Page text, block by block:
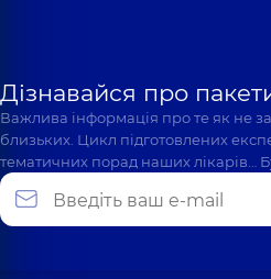
Дізнавайся про
Важлива інформація про те як не
близьких. Цикл підготовлених
тематичних порад наших лікарів…